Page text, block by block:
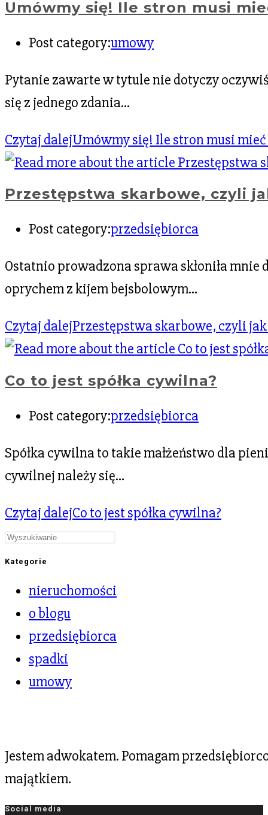
Umówmy się! Ile stron musi
Post category:umowy
Pytanie zawarte w tytule nie dotyczy
się z jednego zdania…
Czytaj dalejUmówmy się! Ile stron musi
Przestępstwa skarbowe, czyli
Post category:przedsiębiorca
Ostatnio prowadzona sprawa skłoniła mnie
oprychem z kijem bejsbolowym…
Czytaj dalejPrzestępstwa skarbowe, czyli
Co to jest spółka cywilna?
Post category:przedsiębiorca
Spółka cywilna to takie małżeństwo dla
cywilnej należy się…
Czytaj dalejCo to jest spółka cywilna?
Kategorie
nieruchomości
o blogu
przedsiębiorca
spadki
umowy
Jestem adwokatem. Pomagam
majątkiem.
Social media